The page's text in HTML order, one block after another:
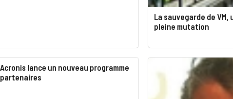
La sauvegarde de VM,
pleine mutation
Acronis lance un nouveau programme
partenaires